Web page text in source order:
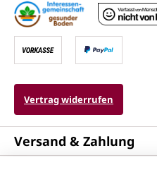
Vertrag widerrufen
Versand & Zahlung